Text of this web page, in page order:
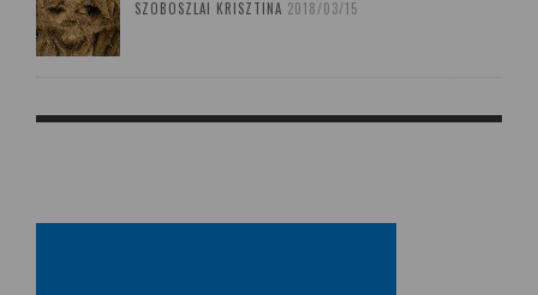
SZOBOSZLAI KRISZTINA 2018/03/15